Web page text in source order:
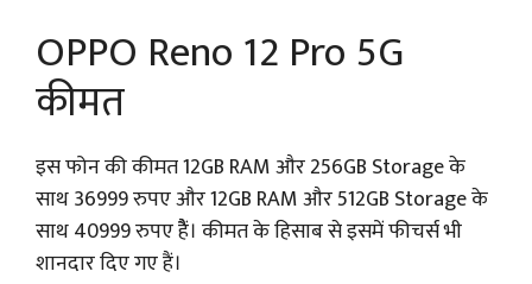
OPPO Reno 12 Pro 5G
कीमत
इस फोन की कीमत 12GB RAM और 256GB Storage के
साथ 36999 रुपए और 12GB RAM और 512GB Storage के
साथ 40999 रुपए हैैं। कीमत के हिसाब से इसमें फीचर्स भी
शानदार दिए गए हैं।